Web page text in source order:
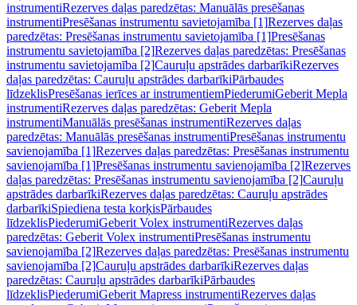
instrumentiRezerves daļas paredzētas: Manuālās presēšanas
instrumentiPresēšanas instrumentu savietojamība [1]Rezerves daļas
paredzētas: Presēšanas instrumentu savietojamība [1]Presēšanas
instrumentu savietojamība [2]Rezerves daļas paredzētas: Presēšanas
instrumentu savietojamība [2]Cauruļu apstrādes darbarīkiRezerves
daļas paredzētas: Cauruļu apstrādes darbarīkiPārbaudes
līdzeklisPresēšanas ierīces ar instrumentiemPiederumiGeberit Mepla
instrumentiRezerves daļas paredzētas: Geberit Mepla
instrumentiManuālās presēšanas instrumentiRezerves daļas
paredzētas: Manuālās presēšanas instrumentiPresēšanas instrumentu
savienojamība [1]Rezerves daļas paredzētas: Presēšanas instrumentu
savienojamība [1]Presēšanas instrumentu savienojamība [2]Rezerves
daļas paredzētas: Presēšanas instrumentu savienojamība [2]Cauruļu
apstrādes darbarīkiRezerves daļas paredzētas: Cauruļu apstrādes
darbarīkiSpiediena testa korķisPārbaudes
līdzeklisPiederumiGeberit Volex instrumentiRezerves daļas
paredzētas: Geberit Volex instrumentiPresēšanas instrumentu
savienojamība [2]Rezerves daļas paredzētas: Presēšanas instrumentu
savienojamība [2]Cauruļu apstrādes darbarīkiRezerves daļas
paredzētas: Cauruļu apstrādes darbarīkiPārbaudes
līdzeklisPiederumiGeberit Mapress instrumentiRezerves daļas